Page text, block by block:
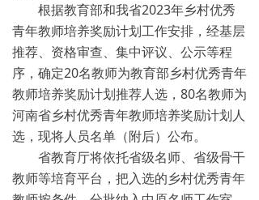
根据教育部和我省2023年乡村优秀
青年教师培养奖励计划工作安排，经基层
推荐、资格审查、集中评议、公示等程
序，确定20名教师为教育部乡村优秀青年
教师培养奖励计划推荐人选，80名教师为
河南省乡村优秀青年教师培养奖励计划人
选，现将人员名单（附后）公布。
省教育厅将依托省级名师、省级骨干
教师等培育平台，把入选的乡村优秀青年